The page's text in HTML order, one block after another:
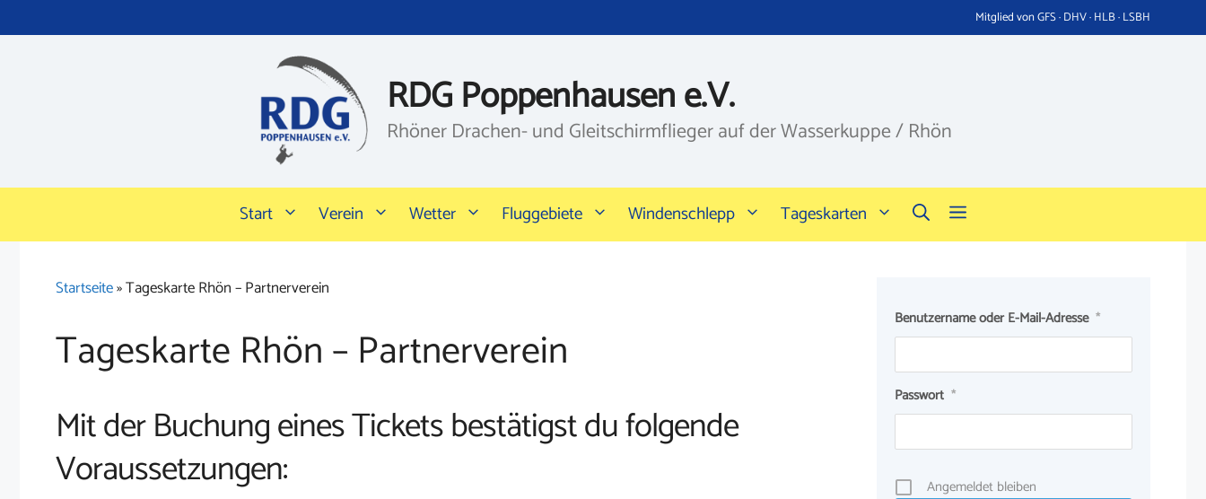
Inhalt
Mitglied von GFS · DHV · HLB · LSBH
RDG Poppenhausen e.V.
Rhöner Drachen- und Gleitschirmflieger auf der Wasserkuppe / Rhön
Start Verein Wetter Fluggebiete Windenschlepp Tageskarten
Startseite»Tageskarte Rhön – Partnerverein
Tageskarte Rhön – Partnerverein
Mit der Buchung eines Tickets bestätigst du folgende
Voraussetzungen:
Benutzername oder E-Mail-Adresse *
Passwort *
Angemeldet bleiben